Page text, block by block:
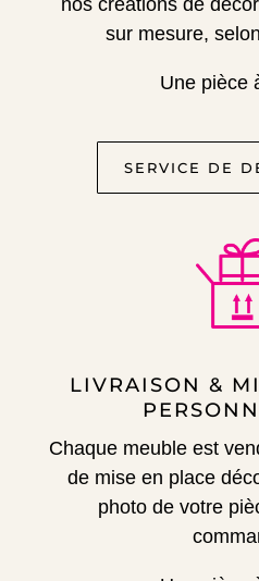
nos créations de
sur mesure,
Une pièce
SERVICE DE
LIVRAISON &
Chaque meuble est
de mise en place
photo de votre